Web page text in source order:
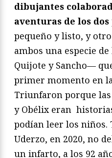
dibujantes
aventuras de los
pequeño y listo, y
ambos una especie
Quijote y Sancho—
primer momento en
Triunfaron porque
y Obélix eran
podían leer los niños.
Uderzo, en 2020, no
un infarto, a los 92